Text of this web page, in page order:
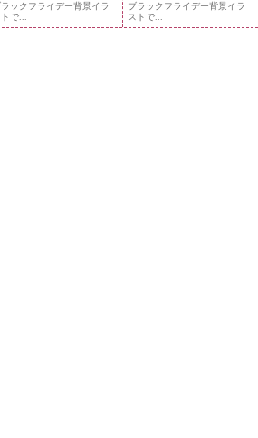
ラックフライデー背景イラ
トで...
ブラックフライデー背景イラ
ストで...